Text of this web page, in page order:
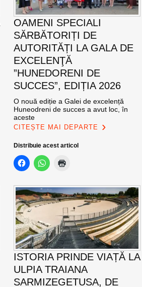
OAMENI SPECIALI
SĂRBĂTORIȚI DE
AUTORITĂȚI LA GALA DE
EXCELENŢĂ
”HUNEDORENI DE
SUCCES”, EDIȚIA 2026
O nouă ediție a Galei de excelență
Huneodreni de succes a avut loc, în
aceste
CITEȘTE MAI DEPARTE
Distribuie acest articol
ISTORIA PRINDE VIAȚĂ LA
ULPIA TRAIANA
SARMIZEGETUSA, DE